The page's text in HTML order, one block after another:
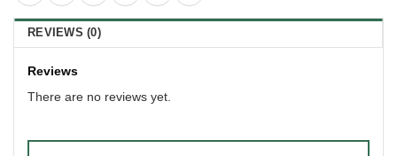
REVIEWS (0)
Reviews
There are no reviews yet.